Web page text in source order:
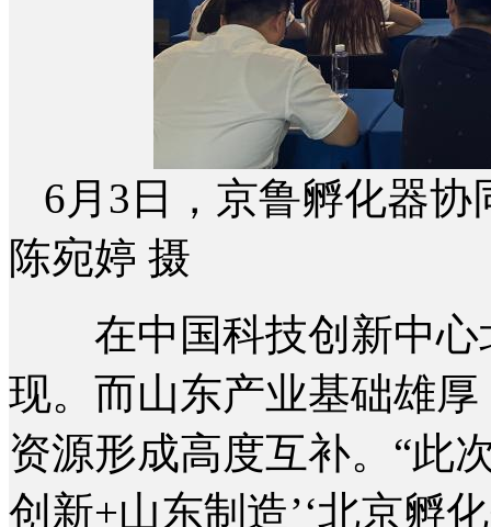
6月3日，京鲁孵化器
陈宛婷 摄
在中国科技创新中心
现。而山东产业基础雄
资源形成高度互补。“此
创新+山东制造’‘北京孵